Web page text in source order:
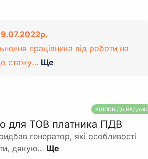
працівника від роботи на
стажу… Ще
ВІДПОВІДЬ НАДАНО
для ТОВ платника ПДВ
генератор, які особливості
дякую…